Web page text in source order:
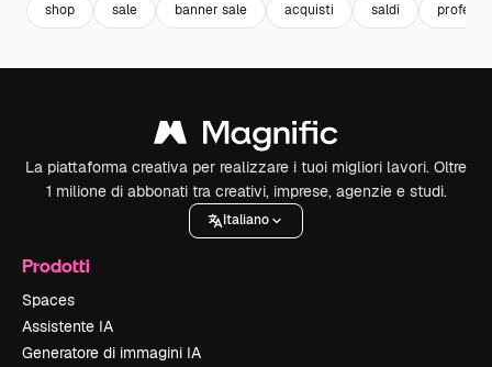
shop sale banner sale acquisti saldi
La piattaforma creativa per realizzare i tuoi migliori lavori. Oltre
1 milione di abbonati tra creativi, imprese, agenzie e studi.
Italiano
Prodotti
Spaces
Assistente IA
Generatore di immagini IA